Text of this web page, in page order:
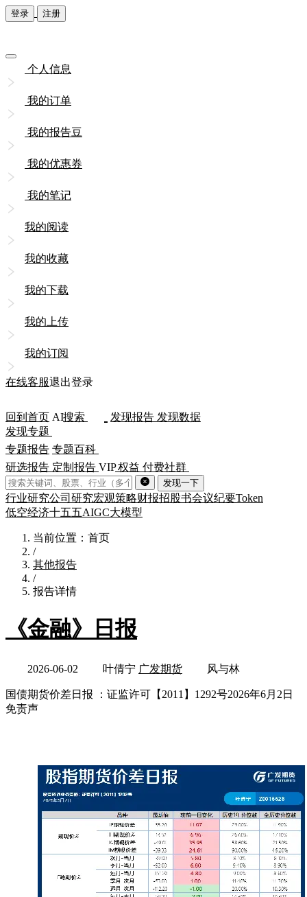
登录 注册
个人信息
我的订单
我的报告豆
我的优惠券
我的笔记
我的阅读
我的收藏
我的下载
我的上传
我的订阅
在线客服退出登录
回到首页 AI搜索 发现报告 发现数据
发现专题
专题报告 专题百科
研选报告 定制报告 VIP权益 付费社群
发现一下
行业研究公司研究宏观策略财报招股书会议纪要Token
低空经济十五五AIGC大模型
当前位置：首页
/
其他报告
/
报告详情
《金融》日报
2026-06-02 叶倩宁 广发期货 风与林
国债期货价差日报 ：证监许可【2011】1292号2026年6月2日
免责声